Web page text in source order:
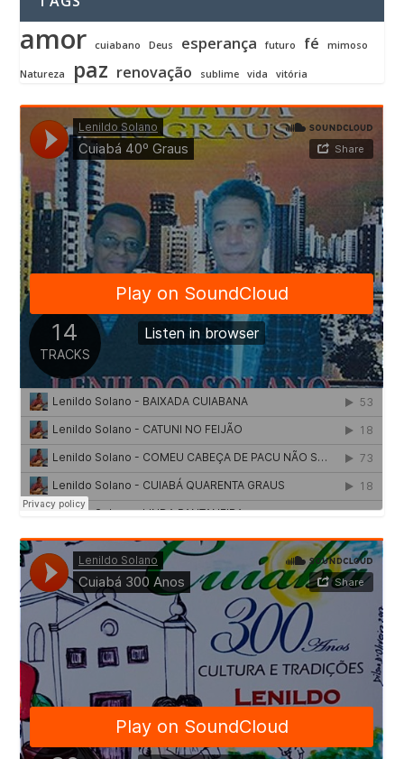
amor cuiabano Deus esperança futuro fé mimoso
Natureza paz renovação sublime vida vitória